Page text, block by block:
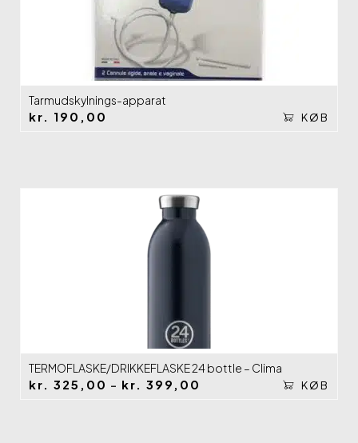
Tarmudskylnings-apparat
kr. 190,00 KØB
TERMOFLASKE/DRIKKEFLASKE 24 bottle – Clima
kr. 325,00 – kr. 399,00
Prisinterval:
KØB